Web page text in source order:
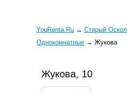
YouRenta.Ru → Старый Оскол
Однокомнатные → Жукова
Жукова, 10